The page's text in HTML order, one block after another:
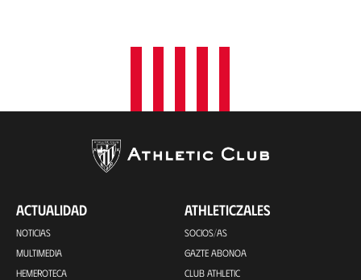
n
ACTUALIDAD
NOTICIAS
MULTIMEDIA
HEMEROTECA
ATHLETICZALES
SOCIOS/AS
GAZTE ABONOA
CLUB ATHLETIC